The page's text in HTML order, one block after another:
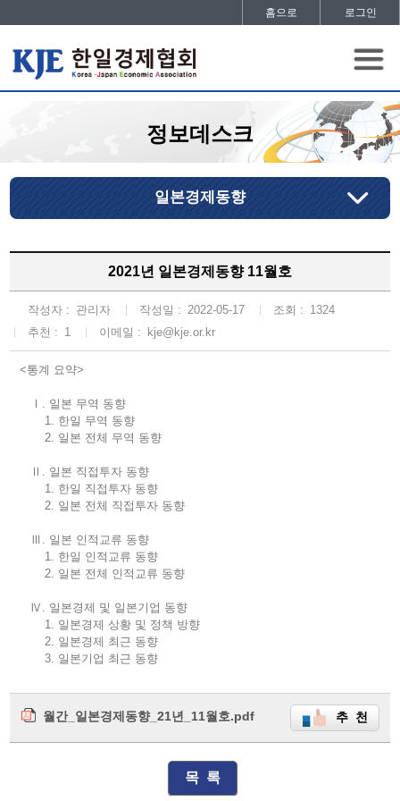
홈으로 로그인
정보데스크
일본경제동향
2021년 일본경제동향 11월호
작성자 : 관리자 작성일 : 2022-05-17 조회 : 1324
추천 : 1 이메일 : kje@kje.or.kr
<통계 요약>
Ⅰ. 일본 무역 동향
1. 한일 무역 동향
2. 일본 전체 무역 동향
Ⅱ. 일본 직접투자 동향
1. 한일 직접투자 동향
2. 일본 전체 직접투자 동향
Ⅲ. 일본 인적교류 동향
1. 한일 인적교류 동향
2. 일본 전체 인적교류 동향
Ⅳ. 일본경제 및 일본기업 동향
1. 일본경제 상황 및 정책 방향
2. 일본경제 최근 동향
3. 일본기업 최근 동향
월간_일본경제동향_21년_11월호.pdf 추 천
목 록